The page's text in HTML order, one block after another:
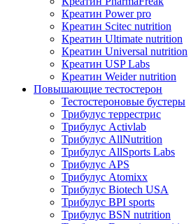
Креатин Power pro
Креатин Scitec nutrition
Креатин Ultimate nutrition
Креатин Universal nutrition
Креатин USP Labs
Креатин Weider nutrition
Повышающие тестостерон
Тестостероновые бустеры
Трибулус террестрис
Трибулус Activlab
Трибулус AllNutrition
Трибулус AllSports Labs
Трибулус APS
Трибулус Atomixx
Трибулус Biotech USA
Трибулус BPI sports
Трибулус BSN nutrition